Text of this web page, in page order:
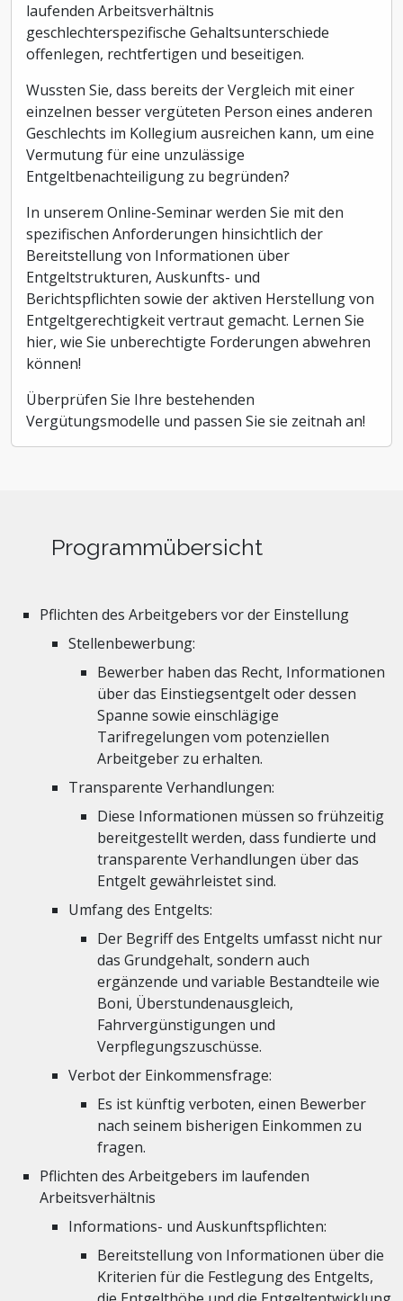
laufenden Arbeitsverhältnis
geschlechterspezifische Gehaltsunterschiede
offenlegen, rechtfertigen und beseitigen.
Wussten Sie, dass bereits der Vergleich mit einer
einzelnen besser vergüteten Person eines anderen
Geschlechts im Kollegium ausreichen kann, um eine
Vermutung für eine unzulässige
Entgeltbenachteiligung zu begründen?
In unserem Online-Seminar werden Sie mit den
spezifischen Anforderungen hinsichtlich der
Bereitstellung von Informationen über
Entgeltstrukturen, Auskunfts- und
Berichtspflichten sowie der aktiven Herstellung von
Entgeltgerechtigkeit vertraut gemacht. Lernen Sie
hier, wie Sie unberechtigte Forderungen abwehren
können!
Überprüfen Sie Ihre bestehenden
Vergütungsmodelle und passen Sie sie zeitnah an!
Programmübersicht
Pflichten des Arbeitgebers vor der Einstellung
Stellenbewerbung:
Bewerber haben das Recht, Informationen
über das Einstiegsentgelt oder dessen
Spanne sowie einschlägige
Tarifregelungen vom potenziellen
Arbeitgeber zu erhalten.
Transparente Verhandlungen:
Diese Informationen müssen so frühzeitig
bereitgestellt werden, dass fundierte und
transparente Verhandlungen über das
Entgelt gewährleistet sind.
Umfang des Entgelts:
Der Begriff des Entgelts umfasst nicht nur
das Grundgehalt, sondern auch
ergänzende und variable Bestandteile wie
Boni, Überstundenausgleich,
Fahrvergünstigungen und
Verpflegungszuschüsse.
Verbot der Einkommensfrage:
Es ist künftig verboten, einen Bewerber
nach seinem bisherigen Einkommen zu
fragen.
Pflichten des Arbeitgebers im laufenden
Arbeitsverhältnis
Informations- und Auskunftspflichten:
Bereitstellung von Informationen über die
Kriterien für die Festlegung des Entgelts,